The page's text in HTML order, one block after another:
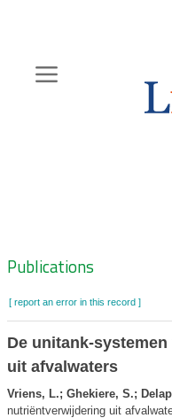
content
Zoeknavigatie
Publications
[ report an error in this record ]
De unitank-
uit afvalwaters
Vriens, L.; Ghekiere, S.;
nutriëntverwijdering uit